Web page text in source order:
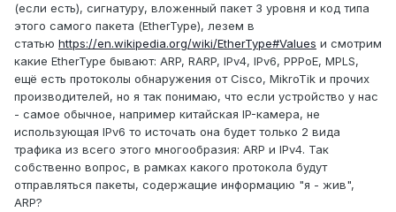
(если есть), сигнатуру, вложенный пакет 3 уровня и код типа
этого самого пакета (EtherType), лезем в
статью https://en.wikipedia.org/wiki/EtherType#Values и смотрим
какие EtherType бывают: ARP, RARP, IPv4, IPv6, PPPoE, MPLS,
ещё есть протоколы обнаружения от Cisco, MikroTik и прочих
производителей, но я так понимаю, что если устройство у нас
- самое обычное, например китайская IP-камера, не
использующая IPv6 то источать она будет только 2 вида
трафика из всего этого многообразия: ARP и IPv4. Так
собственно вопрос, в рамках какого протокола будут
отправляться пакеты, содержащие информацию "я - жив",
ARP?